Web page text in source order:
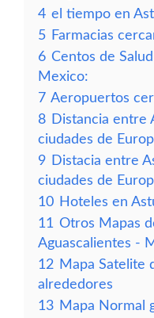
4 el tiempo en
5 Farmacias
6 Centos de
Mexico:
7 Aeropuertos
8 Distancia entre
ciudades de
9 Distacia entre
ciudades de
10 Hoteles en
11 Otros Mapas
Aguascalientes -
12 Mapa Satelite
alrededores
13 Mapa Normal